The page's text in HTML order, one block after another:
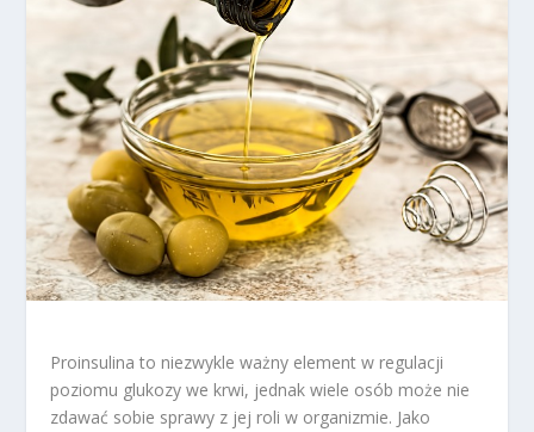
Proinsulina to niezwykle ważny element w regulacji
poziomu glukozy we krwi, jednak wiele osób może nie
zdawać sobie sprawy z jej roli w organizmie. Jako